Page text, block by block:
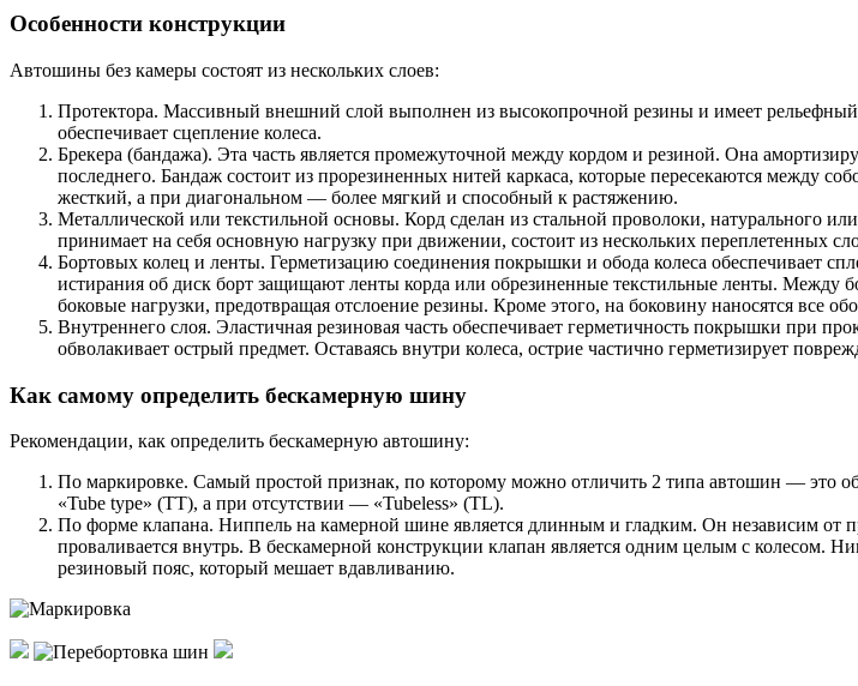
Особенности конструкции
Автошины без камеры состоят из нескольких слоев:
Протектора. Массивный внешний слой выполнен из высокопрочной резины и имеет
обеспечивает сцепление колеса.
Брекера (бандажа). Эта часть является промежуточной между кордом и резиной. Она
последнего. Бандаж состоит из прорезиненных нитей каркаса, которые пересекаются между
жесткий, а при диагональном — более мягкий и способный к растяжению.
Металлической или текстильной основы. Корд сделан из стальной проволоки, натурального
принимает на себя основную нагрузку при движении, состоит из нескольких переплетенных
Бортовых колец и ленты. Герметизацию соединения покрышки и обода колеса обеспечивает
истирания об диск борт защищают ленты корда или обрезиненные текстильные ленты.
боковые нагрузки, предотвращая отслоение резины. Кроме этого, на боковину наносятся все
Внутреннего слоя. Эластичная резиновая часть обеспечивает герметичность покрышки при
обволакивает острый предмет. Оставаясь внутри колеса, острие частично герметизирует
Как самому определить бескамерную шину
Рекомендации, как определить бескамерную автошину:
По маркировке. Самый простой признак, по которому можно отличить 2 типа автошин — это
«Tube type» (TT), а при отсутствии — «Tubeless» (TL).
По форме клапана. Ниппель на камерной шине является длинным и гладким. Он независим от
проваливается внутрь. В бескамерной конструкции клапан является одним целым с колесом.
резиновый пояс, который мешает вдавливанию.